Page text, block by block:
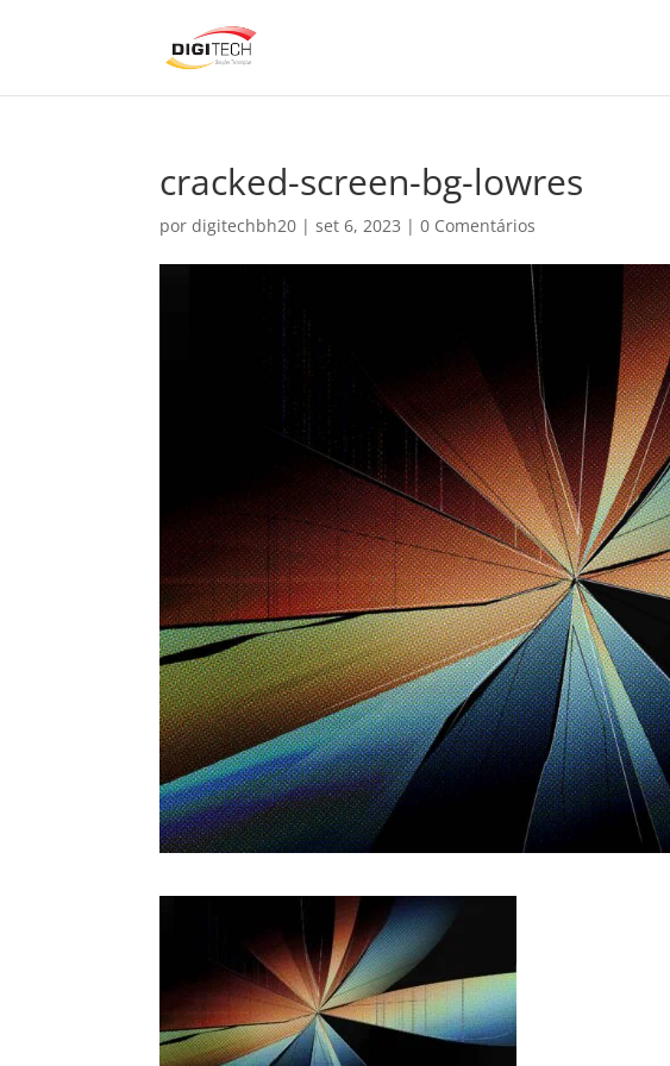
cracked-screen-bg-lowres
pordigitechbh20 |set 6, 2023 |0 Comentários